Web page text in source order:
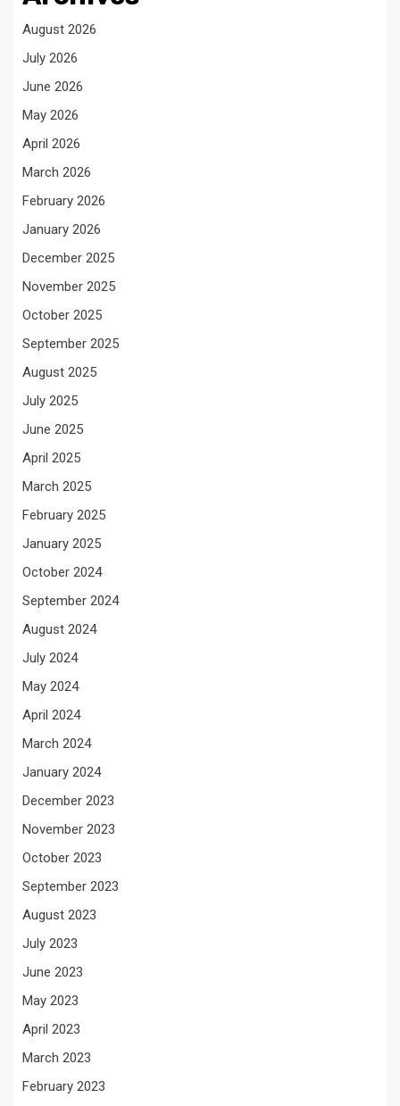
August 2026
July 2026
June 2026
May 2026
April 2026
March 2026
February 2026
January 2026
December 2025
November 2025
October 2025
September 2025
August 2025
July 2025
June 2025
April 2025
March 2025
February 2025
January 2025
October 2024
September 2024
August 2024
July 2024
May 2024
April 2024
March 2024
January 2024
December 2023
November 2023
October 2023
September 2023
August 2023
July 2023
June 2023
May 2023
April 2023
March 2023
February 2023